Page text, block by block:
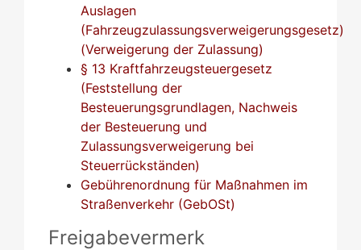
Auslagen
(Fahrzeugzulassungsverweigerungsgesetz)
(Verweigerung der Zulassung)
§ 13 Kraftfahrzeugsteuergesetz
(Feststellung der
Besteuerungsgrundlagen, Nachweis
der Besteuerung und
Zulassungsverweigerung bei
Steuerrückständen)
Gebührenordnung für Maßnahmen im
Straßenverkehr (GebOSt)
Freigabevermerk